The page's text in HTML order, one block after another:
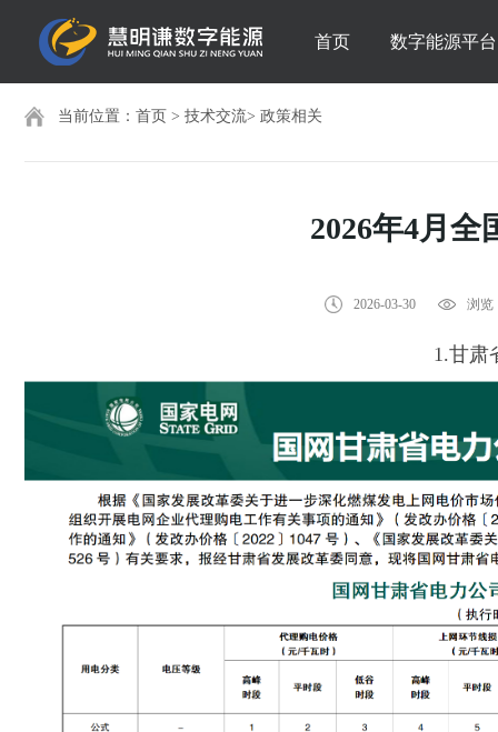
首页 数字能源平台
当前位置： 首页 > 技术交流> 政策相关
2026年4月全
2026-03-30 浏览
1.甘肃